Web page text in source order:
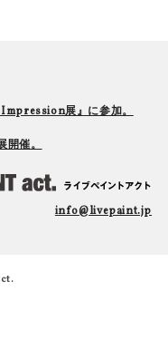
展』に参加。
催。
info@livepaint.jp